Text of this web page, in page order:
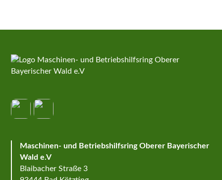
Maschinen- und Betriebshilfsring Oberer Bayerischer
Wald e.V
Blaibacher Straße 3